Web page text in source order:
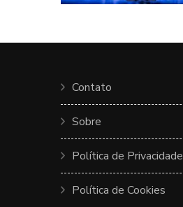
Contato
Sobre
Política de Privacidade
Política de Cookies